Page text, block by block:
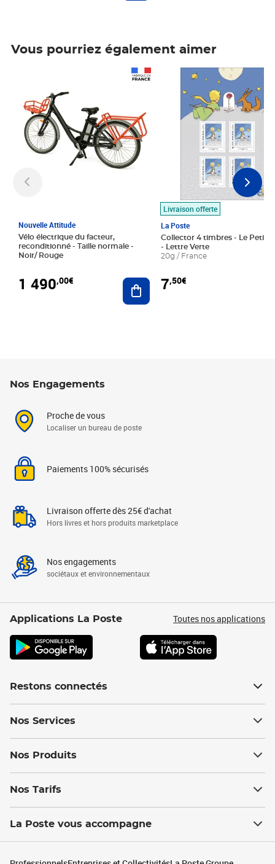
Vous pourriez également aimer
Nouvelle Attitude
Vélo électrique du facteur,
reconditionné - Taille normale -
Noir/ Rouge
1 490,00€ Ajouter au panier
Livraison offerte
La Poste
Collector 4 timbres - Le Petit
- Lettre Verte
20g / France
7,50€
Prix 7,50€
Nos Engagements
Proche de vous
Localiser un bureau de poste
Paiements 100% sécurisés
Livraison offerte dès 25€ d'achat
Hors livres et hors produits marketplace
Nos engagements
sociétaux et environnementaux
Applications La Poste Toutes nos applications
Restons connectés
Nos Services
Nos Produits
Nos Tarifs
La Poste vous accompagne